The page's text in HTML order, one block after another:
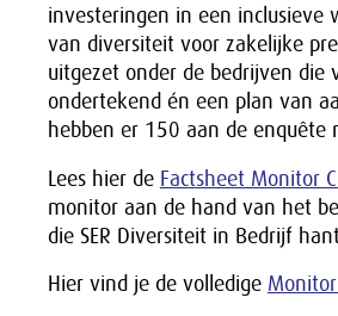
investeringen in een inclusieve
van diversiteit voor zakelijke
uitgezet onder de bedrijven die
ondertekend én een plan van
hebben er 150 aan de enquête
Lees hier de Factsheet Monitor
monitor aan de hand van het
die SER Diversiteit in Bedrijf
Hier vind je de volledige